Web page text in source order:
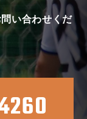
い合わせくだ